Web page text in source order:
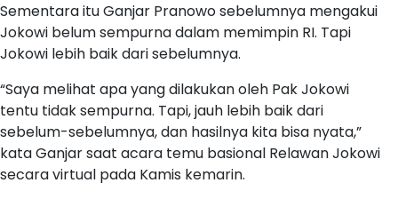
Sementara itu Ganjar Pranowo sebelumnya mengakui
Jokowi belum sempurna dalam memimpin RI. Tapi
Jokowi lebih baik dari sebelumnya.
“Saya melihat apa yang dilakukan oleh Pak Jokowi
tentu tidak sempurna. Tapi, jauh lebih baik dari
sebelum-sebelumnya, dan hasilnya kita bisa nyata,”
kata Ganjar saat acara temu basional Relawan Jokowi
secara virtual pada Kamis kemarin.